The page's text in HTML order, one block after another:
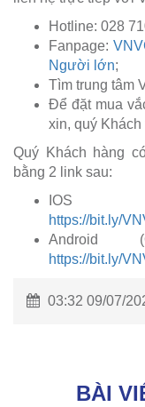
Hotline: 028
Fanpage:
Người lớn;
Tìm trung tâm
Để đặt mua
xin, quý Khách
Quý Khách hàng
bằng 2 link sau:
IOS
https://bit.ly/
Android
https://bit.ly/
03:32 09/07/
BÀI